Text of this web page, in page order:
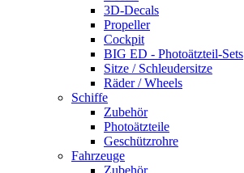
3D-Decals
Propeller
Cockpit
BIG ED - Photoätzteil-Sets
Sitze / Schleudersitze
Räder / Wheels
Schiffe
Zubehör
Photoätzteile
Geschützrohre
Fahrzeuge
Zubehör